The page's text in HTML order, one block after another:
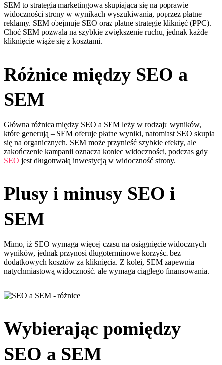
SEM to strategia marketingowa skupiająca się na poprawie
widoczności strony w wynikach wyszukiwania, poprzez płatne
reklamy. SEM obejmuje SEO oraz płatne strategie kliknięć (PPC).
Choć SEM pozwala na szybkie zwiększenie ruchu, jednak każde
kliknięcie wiąże się z kosztami.
Różnice między SEO a
SEM
Główna różnica między SEO a SEM leży w rodzaju wyników,
które generują – SEM oferuje płatne wyniki, natomiast SEO skupia
się na organicznych. SEM może przynieść szybkie efekty, ale
zakończenie kampanii oznacza koniec widoczności, podczas gdy
SEO jest długotrwałą inwestycją w widoczność strony.
Plusy i minusy SEO i
SEM
Mimo, iż SEO wymaga więcej czasu na osiągnięcie widocznych
wyników, jednak przynosi długoterminowe korzyści bez
dodatkowych kosztów za kliknięcia. Z kolei, SEM zapewnia
natychmiastową widoczność, ale wymaga ciągłego finansowania.
Wybierając pomiędzy
SEO a SEM